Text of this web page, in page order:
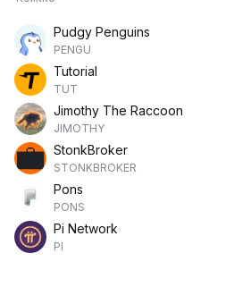
Pudgy Penguins
PENGU
Tutorial
TUT
Jimothy The Raccoon
JIMOTHY
StonkBroker
STONKBROKER
Pons
PONS
Pi Network
PI